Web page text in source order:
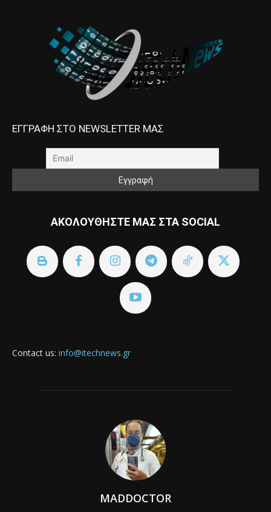
ΕΓΓΡΑΦΗ ΣΤΟ NEWSLETTER ΜΑΣ
ΑΚΟΛΟΥΘΗΣΤΕ ΜΑΣ ΣΤΑ SOCIAL
Contact us: info@itechnews.gr
MADDOCTOR